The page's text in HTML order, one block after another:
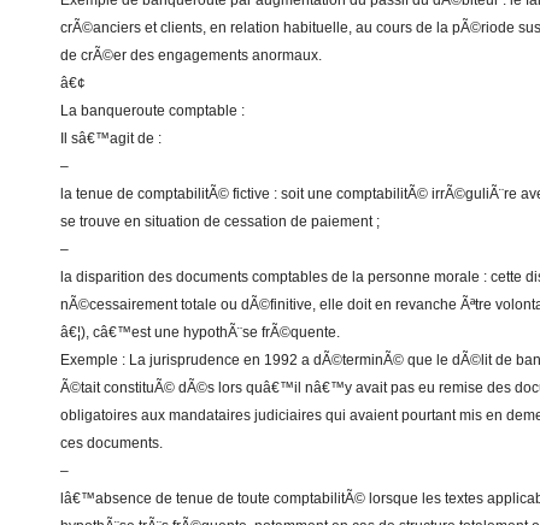
crÃ©anciers et clients, en relation habituelle, au cours de la pÃ©riode
de crÃ©er des engagements anormaux.
â€¢
La banqueroute comptable :
Il sâ€™agit de :
–
la tenue de comptabilitÃ© fictive : soit une comptabilitÃ© irrÃ©guliÃ¨re
se trouve en situation de cessation de paiement ;
–
la disparition des documents comptables de la personne morale : cette
nÃ©cessairement totale ou dÃ©finitive, elle doit en revanche Ãªtre
â€¦), câ€™est une hypothÃ¨se frÃ©quente.
Exemple : La jurisprudence en 1992 a dÃ©terminÃ© que le dÃ©lit de
Ã©tait constituÃ© dÃ©s lors quâ€™il nâ€™y avait pas eu remise des
obligatoires aux mandataires judiciaires qui avaient pourtant mis en
ces documents.
–
lâ€™absence de tenue de toute comptabilitÃ© lorsque les textes